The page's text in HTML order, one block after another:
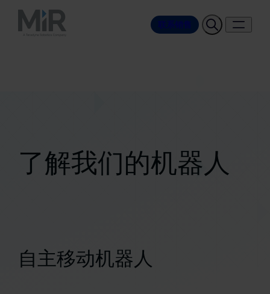
联系销售
了解我们的机器人
自主移动机器人